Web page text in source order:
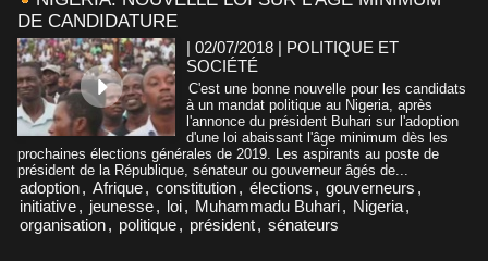
DE CANDIDATURE
| 02/07/2018 | POLITIQUE ET
SOCIÉTÉ
C'est une bonne nouvelle pour les candidats
à un mandat politique au Nigeria, après
l'annonce du président Buhari sur l'adoption
d'une loi abaissant l'âge minimum dès les
prochaines élections générales de 2019. Les aspirants au poste de
président de la République, sénateur ou gouverneur âgés de...
adoption, Afrique, constitution, élections , gouverneurs ,
initiative, jeunesse, loi, Muhammadu Buhari, Nigeria,
organisation, politique, président, sénateurs